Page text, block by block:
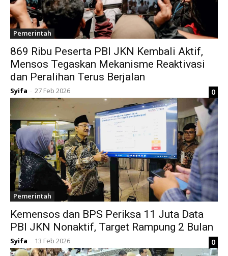
Pemerintah
869 Ribu Peserta PBI JKN Kembali Aktif,
Mensos Tegaskan Mekanisme Reaktivasi
dan Peralihan Terus Berjalan
Syifa - 27 Feb 2026 0
Pemerintah
Kemensos dan BPS Periksa 11 Juta Data
PBI JKN Nonaktif, Target Rampung 2 Bulan
Syifa - 13 Feb 2026 0